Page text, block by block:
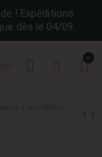
! Expéditions
dès le 04/09.